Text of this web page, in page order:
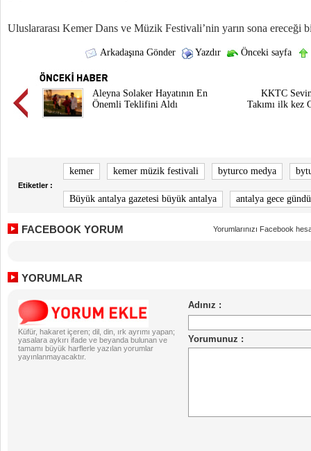
Uluslararası Kemer Dans ve Müzik Festivali’nin yarın sona ereceği
Arkadaşına Gönder Yazdır Önceki sayfa
Aleyna Solaker Hayatının En
Önemli Teklifini Aldı
KKTC
Takımı ilk kez
Etiketler :
kemer kemer müzik festivali byturco medya
Büyük antalya gazetesi büyük antalya antalya gece
FACEBOOK YORUM Yorumlarınızı Facebook
YORUMLAR
Küfür, hakaret içeren; dil, din, ırk ayrımı yapan;
yasalara aykırı ifade ve beyanda bulunan ve
tamamı büyük harflerle yazılan yorumlar
yayınlanmayacaktır.